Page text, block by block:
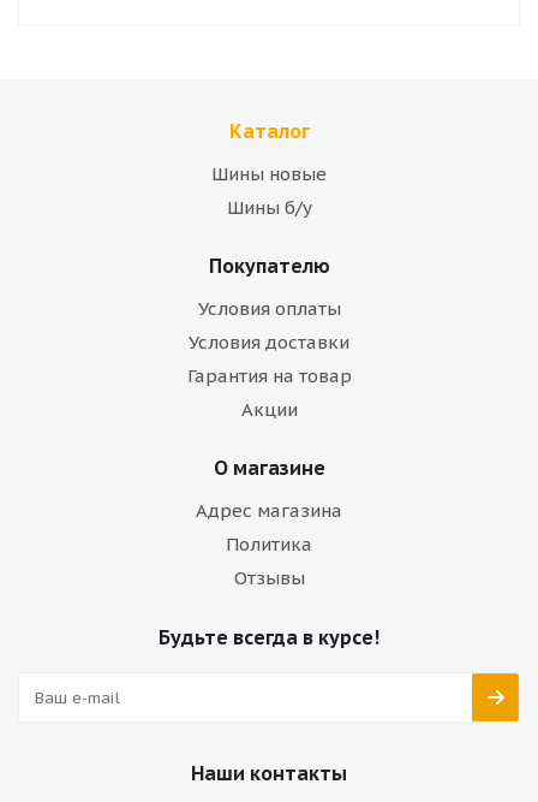
Каталог
Шины новые
Шины б/у
Покупателю
Условия оплаты
Условия доставки
Гарантия на товар
Акции
О магазине
Адрес магазина
Политика
Отзывы
Будьте всегда в курсе!
Наши контакты